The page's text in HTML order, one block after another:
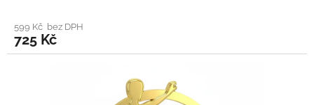
599 Kč bez DPH
725 Kč